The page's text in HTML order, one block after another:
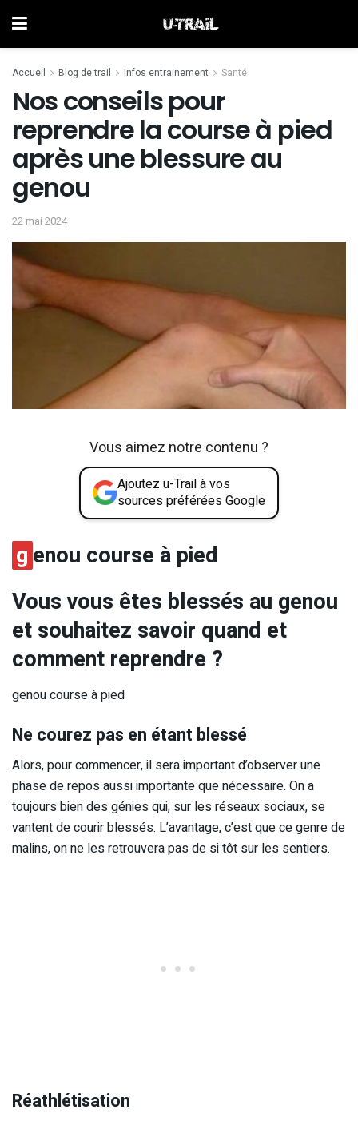
Accueil Blog de trail Infos entrainement Santé
Nos conseils pour
reprendre la course à pied
après une blessure au
genou
22 mai 2024
Vous aimez notre contenu ?
Ajoutez u-Trail à vos
sources préférées Google
g enou course à pied
Vous vous êtes blessés au genou
et souhaitez savoir quand et
comment reprendre ?
genou course à pied
Ne courez pas en étant blessé
Alors, pour commencer, il sera important d’observer une
phase de repos aussi importante que nécessaire. On a
toujours bien des génies qui, sur les réseaux sociaux, se
vantent de courir blessés. L’avantage, c’est que ce genre de
malins, on ne les retrouvera pas de si tôt sur les sentiers.
Réathlétisation